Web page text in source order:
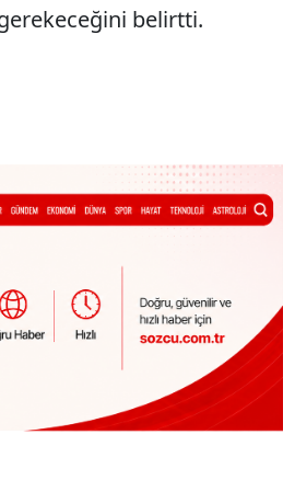
belirtti.